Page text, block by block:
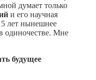
думает только
и его научная
лет нынешнее
одиночестве. Мне
будущее